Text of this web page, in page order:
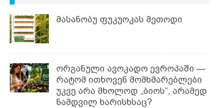
მასანობუ ფუკუოკას მეთოდი
ორგანული ავოკადო ევროპაში —
რატომ ითხოვენ მომხმარებლები
უკვე არა მხოლოდ „ბიოს“, არამედ
ნამდვილ ხარისხსაც?